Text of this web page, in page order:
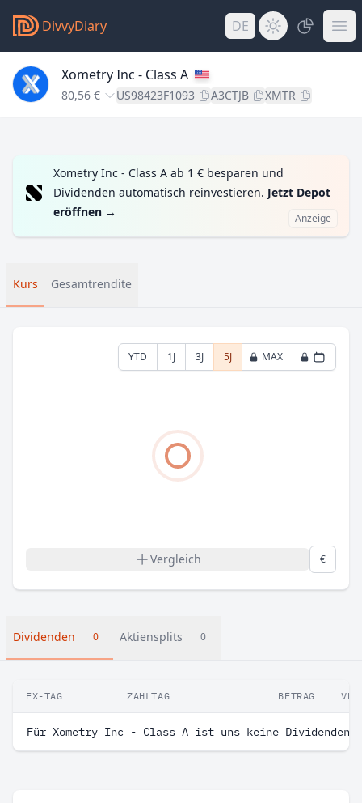
DivvyDiary DE
Xometry Inc - Class A
80,56 € US98423F1093 A3CTJB XMTR
Xometry Inc - Class A ab 1 € besparen und
Dividenden automatisch reinvestieren. Jetzt Depot
eröffnen → Anzeige
Kurs Gesamtrendite
YTD 1J 3J 5J MAX
Vergleich €
Dividenden 0 Aktiensplits 0
EX-TAG ZAHLTAG BETRAG
Für Xometry Inc - Class A ist uns keine Dividenden